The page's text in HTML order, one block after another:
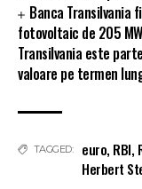
Banca Transilvania
fotovoltaic de 205
Transilvania este
valoare pe termen
TAGGED: euro, RBI,
Herbert